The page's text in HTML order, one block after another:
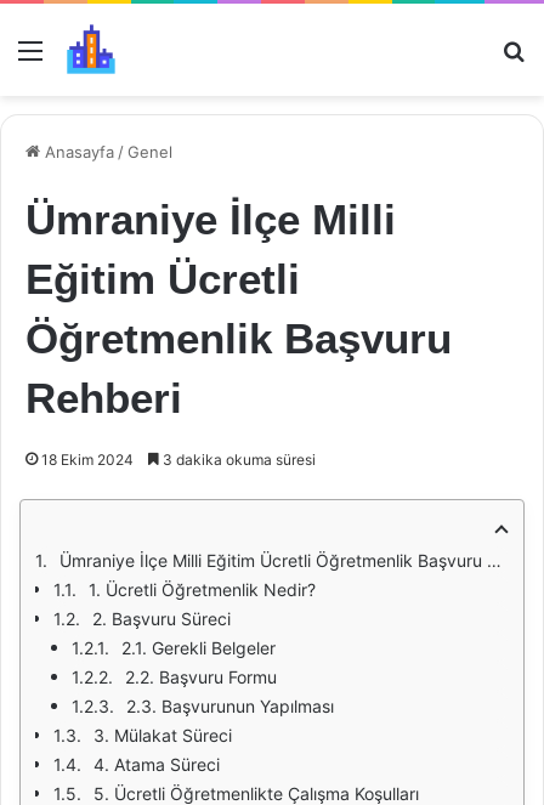
Menü
Anasayfa /Genel
Ümraniye İlçe Milli
Eğitim Ücretli
Öğretmenlik Başvuru
Rehberi
18 Ekim 2024 3 dakika okuma süresi
Ümraniye İlçe Milli Eğitim Ücretli Öğretmenlik Başvuru Rehberi
1. Ücretli Öğretmenlik Nedir?
2. Başvuru Süreci
2.1. Gerekli Belgeler
2.2. Başvuru Formu
2.3. Başvurunun Yapılması
3. Mülakat Süreci
4. Atama Süreci
5. Ücretli Öğretmenlikte Çalışma Koşulları